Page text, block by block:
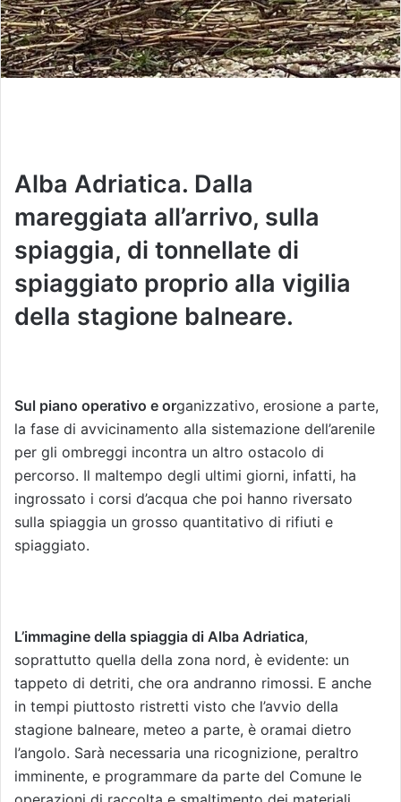
Alba Adriatica. Dalla
mareggiata all’arrivo, sulla
spiaggia, di tonnellate di
spiaggiato proprio alla vigilia
della stagione balneare.
Sul piano operativo e organizzativo, erosione a parte,
la fase di avvicinamento alla sistemazione dell’arenile
per gli ombreggi incontra un altro ostacolo di
percorso. Il maltempo degli ultimi giorni, infatti, ha
ingrossato i corsi d’acqua che poi hanno riversato
sulla spiaggia un grosso quantitativo di rifiuti e
spiaggiato.
L’immagine della spiaggia di Alba Adriatica,
soprattutto quella della zona nord, è evidente: un
tappeto di detriti, che ora andranno rimossi. E anche
in tempi piuttosto ristretti visto che l’avvio della
stagione balneare, meteo a parte, è oramai dietro
l’angolo. Sarà necessaria una ricognizione, peraltro
imminente, e programmare da parte del Comune le